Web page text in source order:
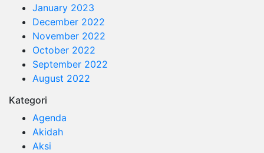
January 2023
December 2022
November 2022
October 2022
September 2022
August 2022
Kategori
Agenda
Akidah
Aksi